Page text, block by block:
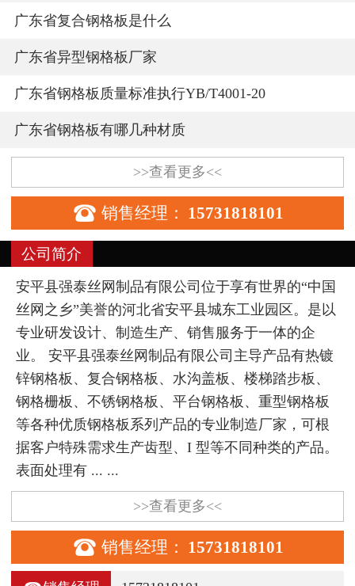
广东省复合钢格板是什么
广东省异型钢格板厂家
广东省钢格板质量标准执行YB/T4001-20
广东省钢格板有哪几种材质
>>查看更多<<
 销售经理： 15731818101
公司简介
安平县强泰丝网制品有限公司位于享有世界的“中国
丝网之乡”美誉的河北省安平县城东工业园区。是以
专业研发设计、制造生产、销售服务于一体的企
业。 安平县强泰丝网制品有限公司主导产品有热镀
锌钢格板、复合钢格板、水沟盖板、楼梯踏步板、
钢格栅板、不锈钢格板、平台钢格板、重型钢格板
等各种优质钢格板系列产品的专业制造厂家，可根
据客户特殊需求生产齿型、I 型等不同种类的产品。
表面处理有 ... ...
>>查看更多<<
 销售经理： 15731818101